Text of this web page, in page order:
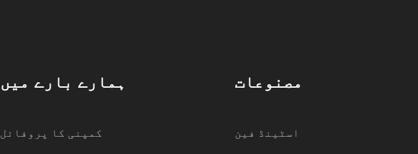
ہمارے بارے میں
کمپنی کا پروفائل
مصنوعات
اسٹینڈ فین